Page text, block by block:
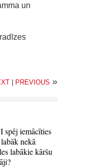
un
| PREVIOUS »
spēj iemācīties
nekā
labākie kāršu